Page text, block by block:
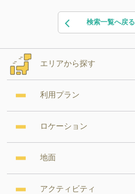
検索一覧へ戻る
エリアから探す
利用プラン
ロケーション
地面
アクティビティ